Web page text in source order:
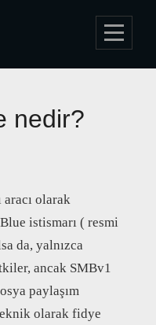
nedir?
aracı olarak
istismarı ( resmi
da, yalnızca
ancak SMBv1
paylaşım
olarak fidye